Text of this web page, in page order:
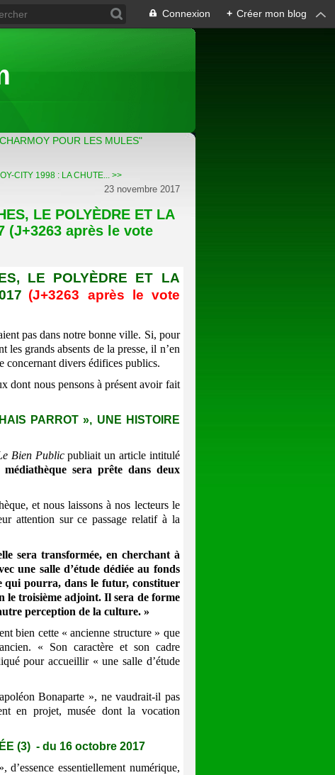
Connexion + Créer mon blog
POUR LES MULES"
CITY 1998 : LA CHUTE... >>
23 novembre 2017
LE POLYÈDRE ET LA
(J+3263 après le vote
LE POLYÈDRE ET LA
(J+3263 après le vote
pas dans notre bonne ville. Si, pour
les grands absents de la presse, il n’en
concernant divers édifices publics.
dont nous pensons à présent avoir fait
PARROT », UNE HISTOIRE
Bien Publicpubliait un article intitulé
sera prête dans deux
et nous laissons à nos lecteurs le
attention sur ce passage relatif à la
sera transformée, en cherchant à
une salle d’étude dédiée au fonds
qui pourra, dans le futur, constituer
le troisième adjoint. Il sera de forme
perception de la culture. »
bien cette « ancienne structure » que
« Son caractère et son cadre
pour accueillir « une salle d’étude
Bonaparte », ne vaudrait-il pas
en projet, musée dont la vocation
(3) - du 16 octobre 2017
essentiellement numérique,